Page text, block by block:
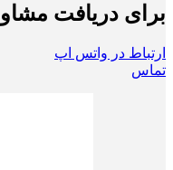
برای دریافت
ارتباط در واتس اپ
تماس